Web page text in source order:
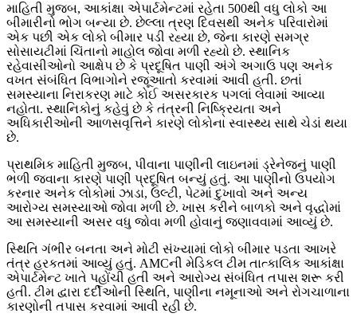
માહિતી મુજબ, આકાંક્ષા એપાર્ટમેન્ટમાં રહેતા 500થી વધુ લોકો આ
બીમારીનો ભોગ બન્યા છે. છેલ્લા ત્રણ દિવસથી અનેક પરિવારોમાં
એક પછી એક લોકો બીમાર પડી રહ્યા છે, જેના કારણે સમગ્ર
સોસાયટીમાં ચિંતાનો માહોલ જોવા મળી રહ્યો છે. સ્થાનિક
રહેવાસીઓનો આક્ષેપ છે કે પ્રદૂષિત પાણી અંગે અગાઉ પણ અનેક
વખત સંબંધિત વિભાગોને રજૂઆતો કરવામાં આવી હતી. છતાં
સમસ્યાના નિરાકરણ માટે કોઈ અસરકારક પગલાં લેવામાં આવ્યા
નહોતા. સ્થાનિકોનું કહેવું છે કે તંત્રની નિષ્ક્રિયતા અને
અધિકારીઓની આળસવૃત્તિને કારણે લોકોના સ્વાસ્થ્ય સાથે ચેડાં થયા
છે.
પ્રાથમિક માહિતી મુજબ, પીવાના પાણીની લાઇનમાં ડ્રેનેજનું પાણી
ભળી જવાના કારણે પાણી પ્રદૂષિત બન્યું હતું. આ પાણીનો ઉપયોગ
કરનાર અનેક લોકોમાં ઝાડા, ઉલ્ટી, પેટમાં દુખાવો અને અન્ય
આરોગ્ય સમસ્યાઓ જોવા મળી છે. ખાસ કરીને બાળકો અને વૃદ્ધોમાં
આ સમસ્યાની અસર વધુ જોવા મળી હોવાનું જણાવવામાં આવ્યું છે.
સ્થિતિ ગંભીર બનતા અને મોટી સંખ્યામાં લોકો બીમાર પડતા આખરે
તંત્ર હરકતમાં આવ્યું હતું. AMCની મેડિકલ ટીમ તાત્કાલિક આકાંક્ષા
એપાર્ટમેન્ટ ખાતે પહોંચી હતી અને આરોગ્ય સંબંધિત તપાસ શરૂ કરી
હતી. ટીમ દ્વારા દર્દીઓની સ્થિતિ, પાણીના નમૂનાઓ અને રોગચાળાના
કારણોની તપાસ કરવામાં આવી રહી છે.